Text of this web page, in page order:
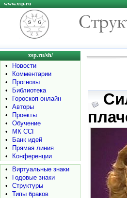
www.xsp.ru
xsp.ru/sh/
•
Новости
•
Комментарии
•
Прогнозы
•
Библиотека
•
Гороскоп онлайн
•
Авторы
•
Проекты
•
Обучение
•
МК ССГ
•
Банк идей
•
Прямая линия
•
Конференции
•
Виртуальные знаки
•
Годовые знаки
•
Структуры
•
Типы браков